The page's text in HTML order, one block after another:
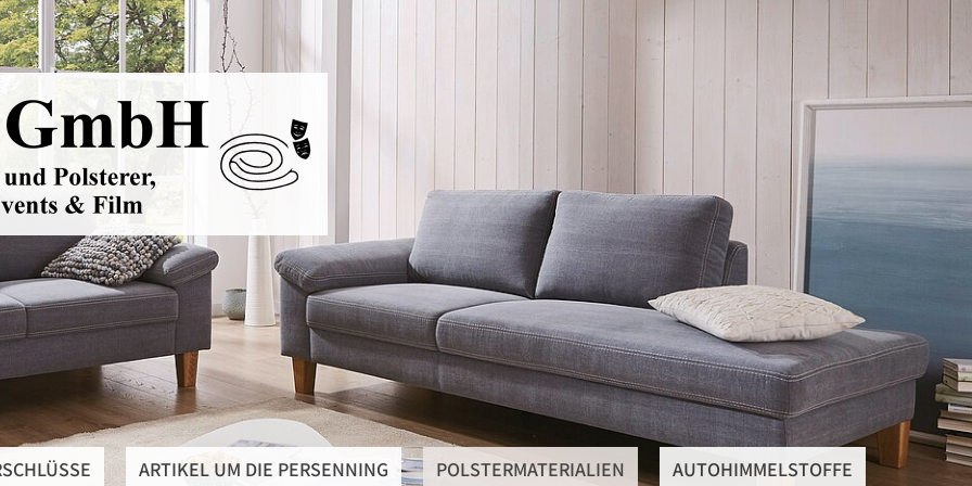
ARTIKEL UM DIE PERSENNING POLSTERMATERIALIEN AUTOHIMMELSTOFFE
Planen- & Persenningstoffe
Reißverschlüsse
Artikel um die Persenning
Polstermaterialien
Autohimmelstoffe
Schwerentflammbare Materialien